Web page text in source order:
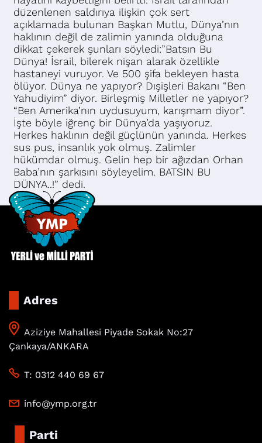
düzenlenen saldırıya ilişkin çok sert
açıklamada bulunan Başkan Mutlu, Dünya’nın
haklının değil de zalimin yanında olduğuna
dikkat çekerek şunları söyledi:”Batsın Bu
Dünya! İsrail, bilerek nişan alarak özellikle
hastaneyi vuruyor. Ve 500 şifa bekleyen hasta
ölüyor. Dünya ne yapıyor? Dışişleri Bakanı “Ben
Yahudiyim” diyor. Birleşmiş Milletler ne yapıyor?
“Ben Amerika’nın uydusuyum, karışmam diyor”.
İşte böyle iğrenç bir Dünya’da yaşıyoruz.
Herkes haklının değil güçlünün yanında. Herkes
sus pus, insanlık yok olmuş. Zalimler
hükümdar olmuş. Gelin hep bir ağızdan Orhan
Baba’nın şarkısını söyleyelim. BATSIN BU
DÜNYA..!” dedi.
Adres
Aziziye Mahallesi Piyade Sokak No:27
Çankaya/ANKARA
T: 0312 440 69 67
info@ymp.org.tr
Parti